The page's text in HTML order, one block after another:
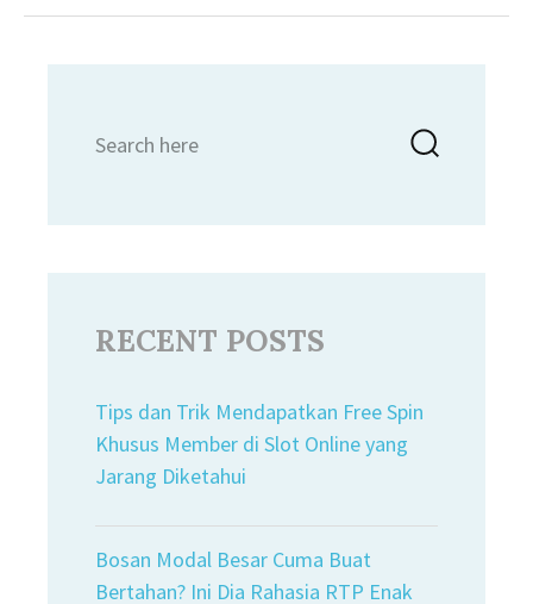
for:
RECENT POSTS
Tips dan Trik Mendapatkan Free Spin
Khusus Member di Slot Online yang
Jarang Diketahui
Bosan Modal Besar Cuma Buat
Bertahan? Ini Dia Rahasia RTP Enak